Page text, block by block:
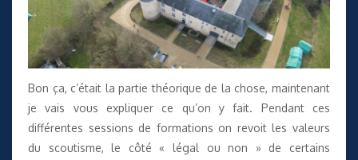
Bon ça, c’était la partie théorique de la chose, maintenant
je vais vous expliquer ce qu’on y fait. Pendant ces
différentes sessions de formations on revoit les valeurs
du scoutisme, le côté « légal ou non » de certains